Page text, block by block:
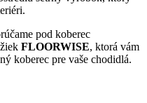
pod koberec
FLOORWISE, ktorá vám
koberec pre vaše chodidlá.